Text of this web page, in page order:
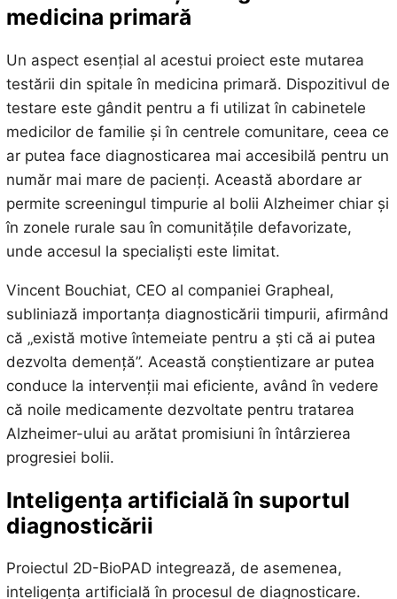
medicina primară
Un aspect esențial al acestui proiect este mutarea
testării din spitale în medicina primară. Dispozitivul de
testare este gândit pentru a fi utilizat în cabinetele
medicilor de familie și în centrele comunitare, ceea ce
ar putea face diagnosticarea mai accesibilă pentru un
număr mai mare de pacienți. Această abordare ar
permite screeningul timpurie al bolii Alzheimer chiar și
în zonele rurale sau în comunitățile defavorizate,
unde accesul la specialiști este limitat.
Vincent Bouchiat, CEO al companiei Grapheal,
subliniază importanța diagnosticării timpurii, afirmând
că „există motive întemeiate pentru a ști că ai putea
dezvolta demență”. Această conștientizare ar putea
conduce la intervenții mai eficiente, având în vedere
că noile medicamente dezvoltate pentru tratarea
Alzheimer-ului au arătat promisiuni în întârzierea
progresiei bolii.
Inteligența artificială în suportul
diagnosticării
Proiectul 2D-BioPAD integrează, de asemenea,
inteligența artificială în procesul de diagnosticare.